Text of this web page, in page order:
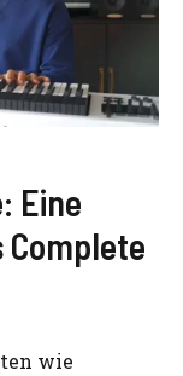
Eine
Complete
wie